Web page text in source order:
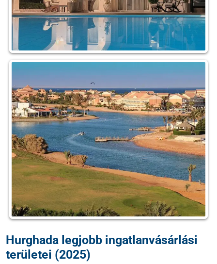
Hurghada legjobb ingatlanvásárlási
területei (2025)